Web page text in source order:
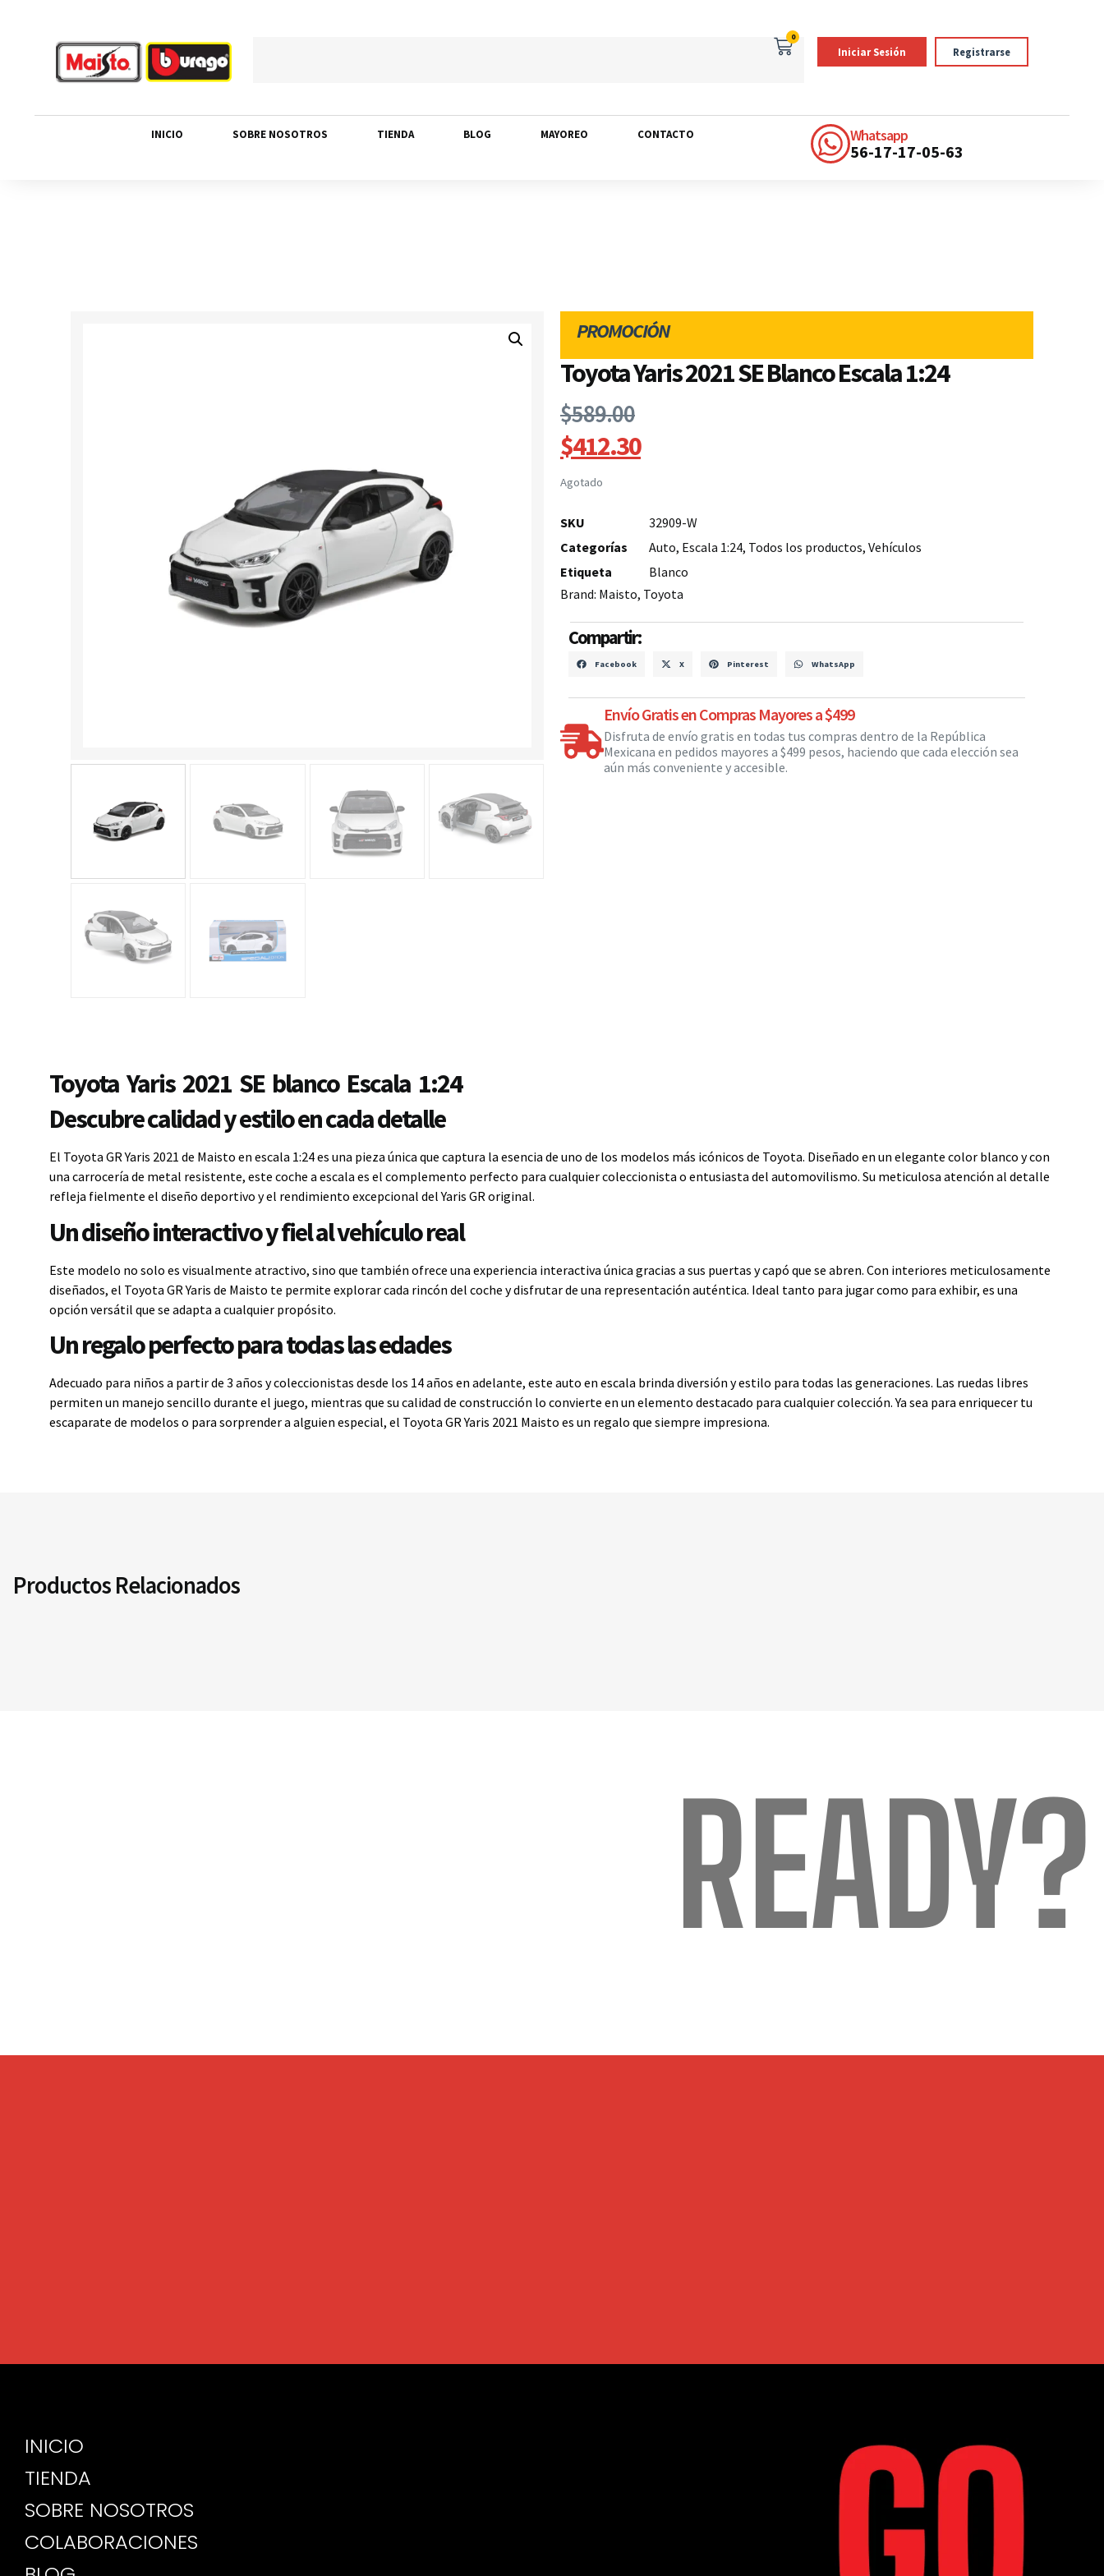
0
Iniciar Sesión Registrarse
INICIO SOBRE NOSOTROS TIENDA BLOG MAYOREO CONTACTO Whatsapp
56-17-17-05-63
PROMOCIÓN
Toyota Yaris 2021 SE Blanco Escala 1:24
$589.00
$412.30
Agotado
SKU
32909-W
Categorías
Auto, Escala 1:24, Todos los productos, Vehículos
Etiqueta
Blanco
Brand: Maisto, Toyota
Compartir:
Facebook X Pinterest WhatsApp
Envío Gratis en Compras Mayores a $499
Disfruta de envío gratis en todas tus compras dentro de la República
Mexicana en pedidos mayores a $499 pesos, haciendo que cada elección sea
aún más conveniente y accesible.
Toyota Yaris 2021 SE blanco Escala 1:24
Descubre calidad y estilo en cada detalle
El Toyota GR Yaris 2021 de Maisto en escala 1:24 es una pieza única que captura la esencia de uno de los modelos más icónicos de Toyota. Diseñado en un elegante color blanco y con
una carrocería de metal resistente, este coche a escala es el complemento perfecto para cualquier coleccionista o entusiasta del automovilismo. Su meticulosa atención al detalle
refleja fielmente el diseño deportivo y el rendimiento excepcional del Yaris GR original.
Un diseño interactivo y fiel al vehículo real
Este modelo no solo es visualmente atractivo, sino que también ofrece una experiencia interactiva única gracias a sus puertas y capó que se abren. Con interiores meticulosamente
diseñados, el Toyota GR Yaris de Maisto te permite explorar cada rincón del coche y disfrutar de una representación auténtica. Ideal tanto para jugar como para exhibir, es una
opción versátil que se adapta a cualquier propósito.
Un regalo perfecto para todas las edades
Adecuado para niños a partir de 3 años y coleccionistas desde los 14 años en adelante, este auto en escala brinda diversión y estilo para todas las generaciones. Las ruedas libres
permiten un manejo sencillo durante el juego, mientras que su calidad de construcción lo convierte en un elemento destacado para cualquier colección. Ya sea para enriquecer tu
escaparate de modelos o para sorprender a alguien especial, el Toyota GR Yaris 2021 Maisto es un regalo que siempre impresiona.
Productos Relacionados
READY?
INICIO
TIENDA
SOBRE NOSOTROS
COLABORACIONES